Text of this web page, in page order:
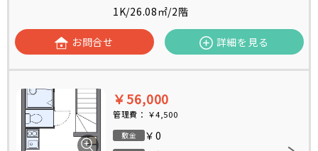
1K/26.08㎡/2階
お問合せ 詳細を見る
￥56,000
管理費： ￥4,500
敷金 ￥0